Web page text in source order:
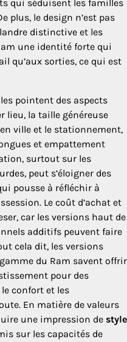
qui séduisent les familles
plus, le design n’est pas
distinctive et les
une identité forte qui
qu’aux sorties, ce qui est
pointent des aspects
lieu, la taille généreuse
ville et le stationnement,
et empattement
surtout sur les
peut s’éloigner des
pousse à réfléchir à
Le coût d’achat et
car les versions haut de
additifs peuvent faire
cela dit, les versions
du Ram savent offrir
pour des
confort et les
En matière de valeurs
une impression de style
sur les capacités de